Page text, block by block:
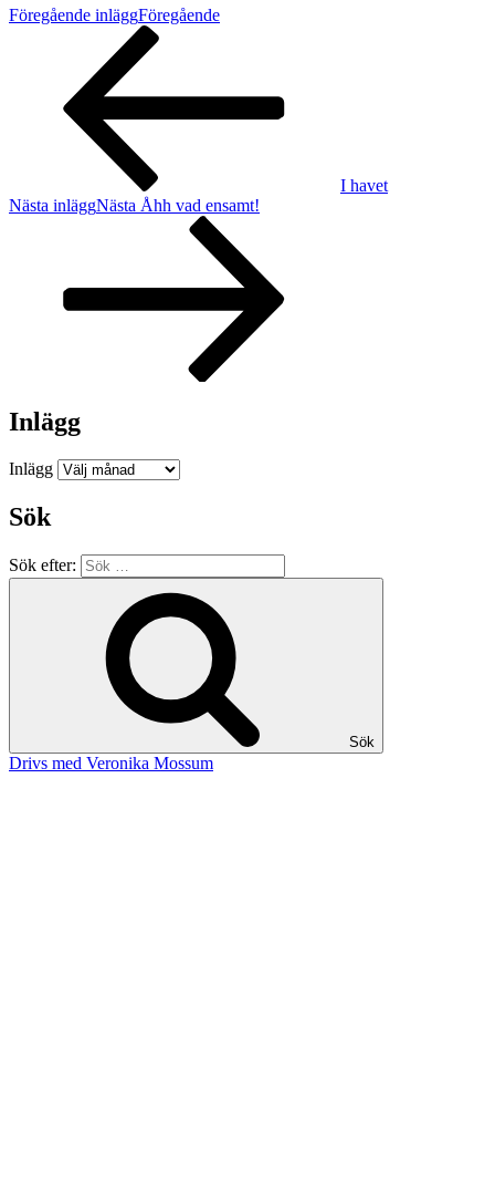
Föregående inläggFöregående
I havet
Nästa inläggNästa Åhh vad ensamt!
Inlägg
Inlägg
Sök
Sök efter:
Sök
Drivs med Veronika Mossum